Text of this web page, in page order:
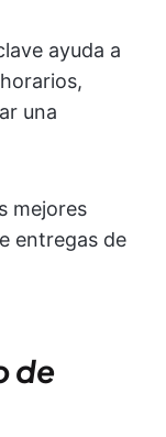
ayuda a
una
mejores
entregas de
de